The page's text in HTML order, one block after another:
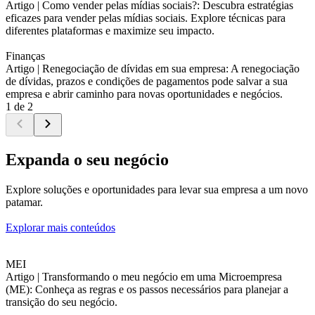
Artigo | Como vender pelas mídias sociais?: Descubra estratégias
eficazes para vender pelas mídias sociais. Explore técnicas para
diferentes plataformas e maximize seu impacto.
Finanças
Artigo | Renegociação de dívidas em sua empresa: A renegociação
de dívidas, prazos e condições de pagamentos pode salvar a sua
empresa e abrir caminho para novas oportunidades e negócios.
1 de 2
Expanda o seu negócio
Explore soluções e oportunidades para levar sua empresa a um novo
patamar.
Explorar mais conteúdos
MEI
Artigo | Transformando o meu negócio em uma Microempresa
(ME): Conheça as regras e os passos necessários para planejar a
transição do seu negócio.